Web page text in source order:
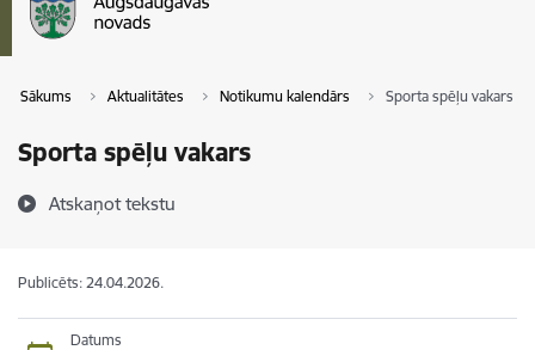
Sākums Aktualitātes Notikumu kalendārs Sporta spēļu vakars
Sporta spēļu vakars
Atskaņot tekstu
Publicēts: 24.04.2026.
Datums